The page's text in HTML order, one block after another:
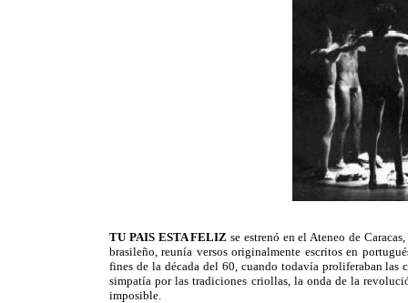
TU PAIS ESTA FELIZse estrenó en el Ateneo de
brasileño, reunía versos originalmente escritos en
fines de la década del 60, cuando todavía proliferaban las
simpatía por las tradiciones criollas, la onda de la
imposible.